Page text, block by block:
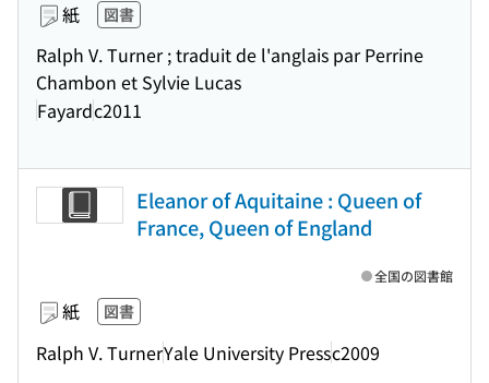
紙 図書
Ralph V. Turner ; traduit de l'anglais par Perrine
Chambon et Sylvie Lucas
Fayardc2011
Eleanor of Aquitaine : Queen of
France, Queen of England
紙 図書
Ralph V. TurnerYale University Pressc2009
全国の図書館